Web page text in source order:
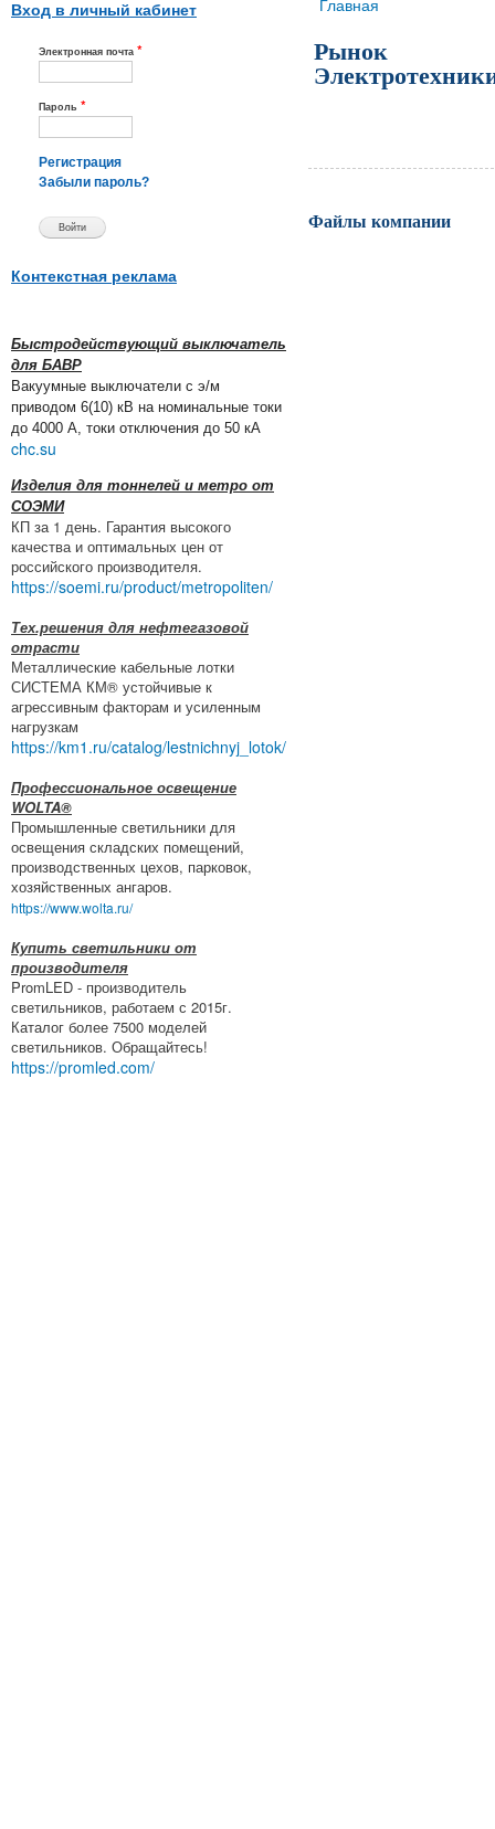
Вход в личный кабинет
Электронная почта *
Пароль *
Регистрация
Забыли пароль?
Контекстная реклама
Быстродействующий выключатель
для БАВР
Вакуумные выключатели с э/м
приводом 6(10) кВ на номинальные токи
до 4000 А, токи отключения до 50 кА
chc.su
Изделия для тоннелей и метро от
СОЭМИ
КП за 1 день. Гарантия высокого
качества и оптимальных цен от
российского производителя.
https://soemi.ru/product/metropoliten/
Тех.решения для нефтегазовой
отрасти
Металлические кабельные лотки
СИСТЕМА КМ® устойчивые к
агрессивным факторам и усиленным
нагрузкам
https://km1.ru/catalog/lestnichnyj_lotok/
Профессиональное освещение
WOLTA®
Промышленные светильники для
освещения складских помещений,
производственных цехов, парковок,
хозяйственных ангаров.
https://www.wolta.ru/
Купить светильники от
производителя
PromLED - производитель
светильников, работаем с 2015г.
Каталог более 7500 моделей
светильников. Обращайтесь!
https://promled.com/
Вы здесь
Главная
Рынок
Файлы компании